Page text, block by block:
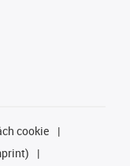
cookie